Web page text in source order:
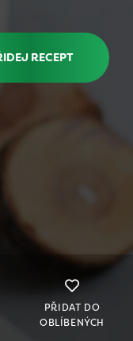
RECEPT
PŘIDAT DO
OBLÍBENÝCH